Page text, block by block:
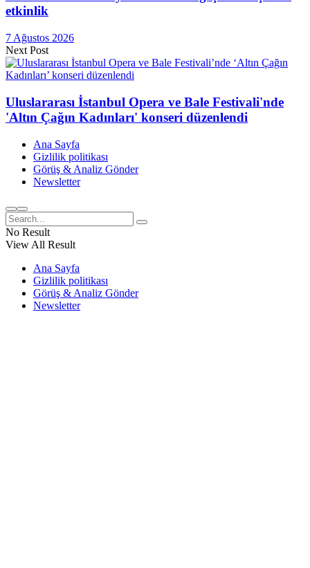
etkinlik
7 Ağustos 2026
Next Post
Uluslararası İstanbul Opera ve Bale Festivali'nde
'Altın Çağın Kadınları' konseri düzenlendi
Ana Sayfa
Gizlilik politikası
Görüş & Analiz Gönder
Newsletter
No Result
View All Result
Ana Sayfa
Gizlilik politikası
Görüş & Analiz Gönder
Newsletter